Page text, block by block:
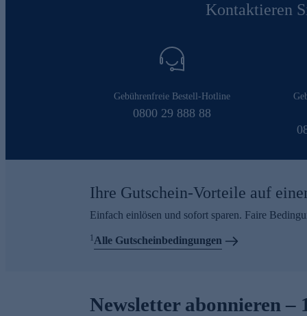
Kontaktieren
Gebührenfreie Bestell-Hotline
0800 29 888 88
Ihre Gutschein-Vorteile auf
Einfach einlösen und sofort sparen. Faire
1Alle Gutscheinbedingungen
Newsletter abonnieren –